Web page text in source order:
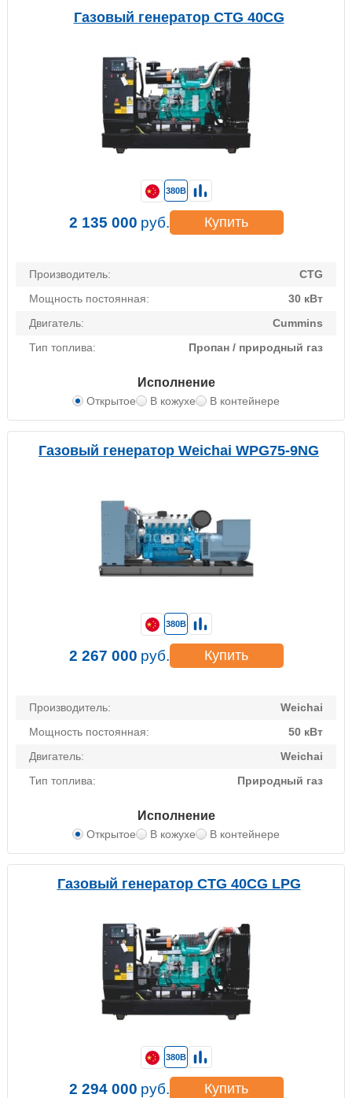
Газовый генератор CTG 40CG
Производитель:
CTG
Мощность постоянная:
30 кВт
Двигатель:
Cummins
Тип топлива:
Пропан / природный газ
Исполнение
Открытое В кожухе В контейнере
380В
2 135 000 руб. Купить
Газовый генератор Weichai WPG75-9NG
Производитель:
Weichai
Мощность постоянная:
50 кВт
Двигатель:
Weichai
Тип топлива:
Природный газ
Исполнение
Открытое В кожухе В контейнере
380В
2 267 000 руб. Купить
Газовый генератор CTG 40CG LPG
380В
2 294 000 руб. Купить